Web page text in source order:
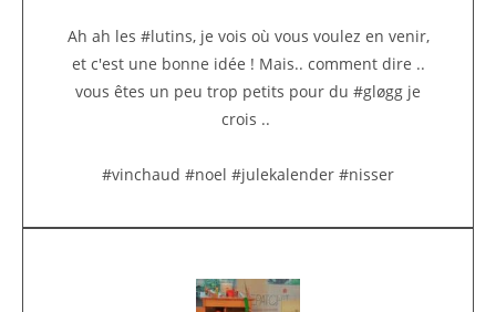
Ah ah les #lutins, je vois où vous voulez en venir,
et c'est une bonne idée ! Mais.. comment dire ..
vous êtes un peu trop petits pour du #gløgg je
crois ..
#vinchaud #noel #julekalender #nisser